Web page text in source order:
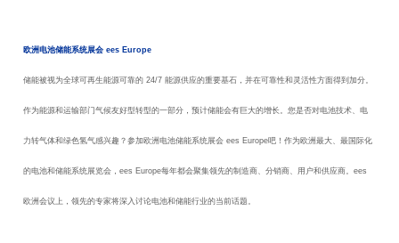
欧洲电池储能系统展会 ees Europe
储能被视为全球可再生能源可靠的 24/7能源供应的重要基石，并在可靠性和灵活性方面得到加分。
作为能源和运输部门气候友好型转型的一部分，预计储能会有巨大的增长。您是否对电池技术、电
力转气体和绿色氢气感兴趣？参加欧洲电池储能系统展会 ees Europe吧！作为欧洲最大、最国际化
的电池和储能系统展览会，ees Europe每年都会聚集领先的制造商、分销商、用户和供应商。ees
欧洲会议上，领先的专家将深入讨论电池和储能行业的当前话题。